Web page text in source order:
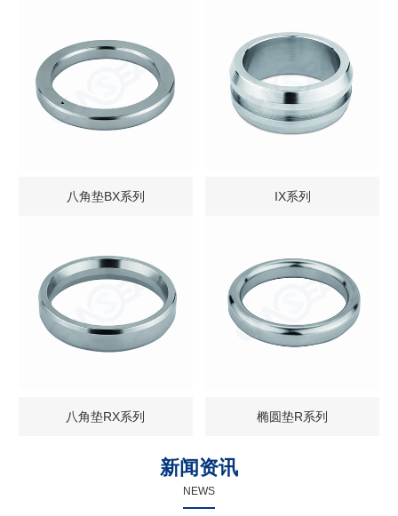
八角垫BX系列 IX系列
八角垫RX系列 椭圆垫R系列
新闻资讯
NEWS